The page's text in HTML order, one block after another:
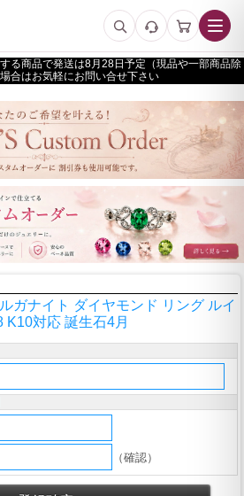
る商品で発送は
予定（現品や一部商品除
合はお気軽にお問い合せ下さい
ガナイト ダイヤモンド リング ルイ
K10対応 誕生石4月
（確認）